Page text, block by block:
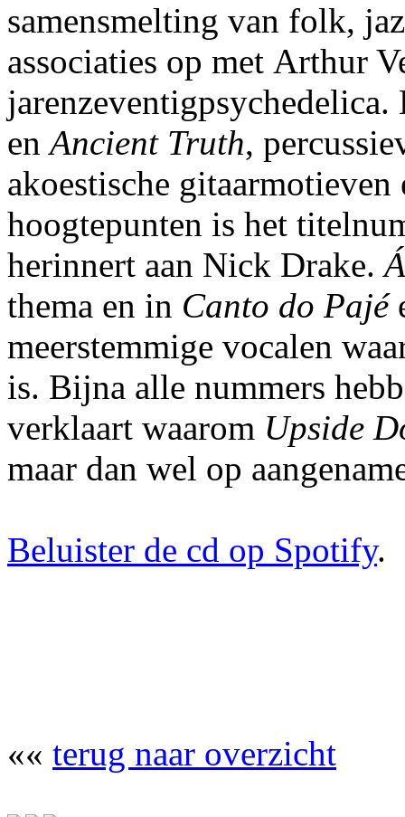
samensmelting van folk,
associaties op met Arthur
enAncient Truth,
akoestische gitaarmotieven
hoogtepunten is het
herinnert aan Nick Drake.
thema en in Canto do Pajé
meerstemmige vocalen
is. Bijna alle nummers
verklaart waarom Upside
maar dan wel op
Beluister de cd op Spotify.
«« terug naar overzicht